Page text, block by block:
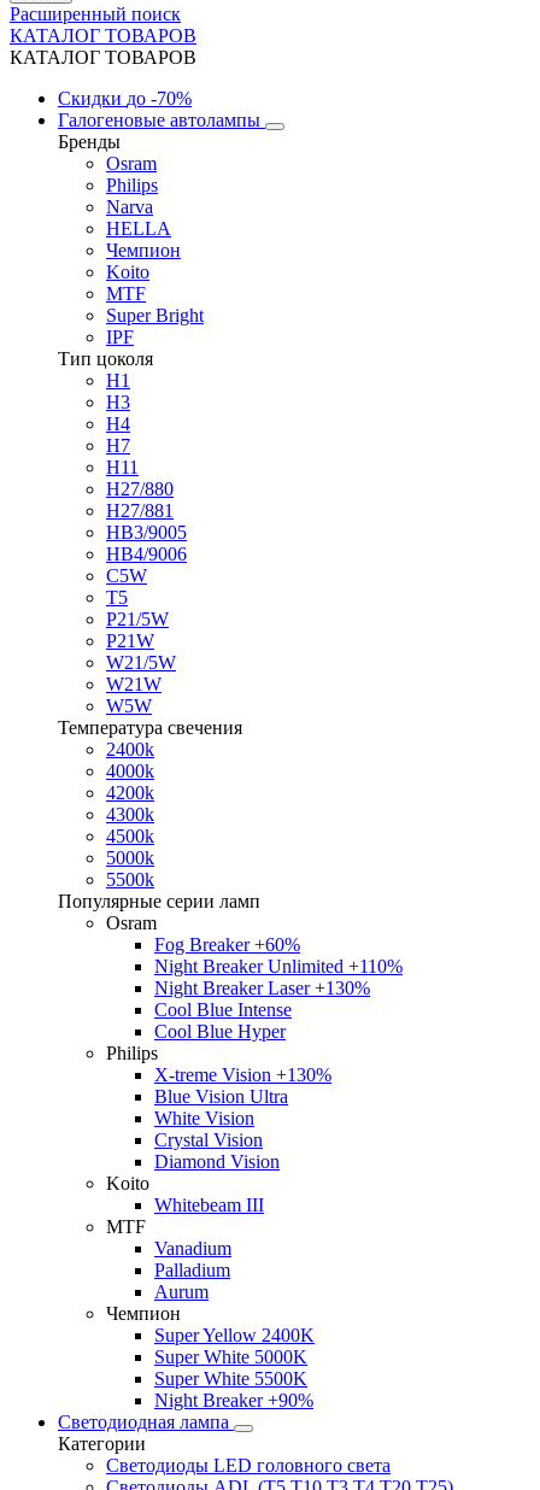
Расширенный поиск
КАТАЛОГ ТОВАРОВ
КАТАЛОГ ТОВАРОВ
Скидки до -70%
Галогеновые автолампы
Бренды
Osram
Philips
Narva
HELLA
Чемпион
Koito
MTF
Super Bright
IPF
Тип цоколя
H1
H3
H4
H7
H11
H27/880
H27/881
HB3/9005
HB4/9006
C5W
T5
P21/5W
P21W
W21/5W
W21W
W5W
Температура свечения
2400k
4000k
4200k
4300k
4500k
5000k
5500k
Популярные серии ламп
Osram
Fog Breaker +60%
Night Breaker Unlimited +110%
Night Breaker Laser +130%
Cool Blue Intense
Cool Blue Hyper
Philips
X-treme Vision +130%
Blue Vision Ultra
White Vision
Crystal Vision
Diamond Vision
Koito
Whitebeam III
MTF
Vanadium
Palladium
Aurum
Чемпион
Super Yellow 2400K
Super White 5000K
Super White 5500K
Night Breaker +90%
Светодиодная лампа
Категории
Светодиоды LED головного света